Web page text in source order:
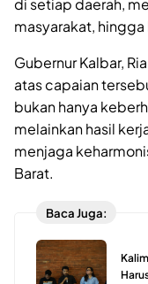
di setiap daerah,
masyarakat,
Gubernur Kalbar,
atas capaian
bukan hanya
melainkan hasil
menjaga
Barat.
Baca Juga: